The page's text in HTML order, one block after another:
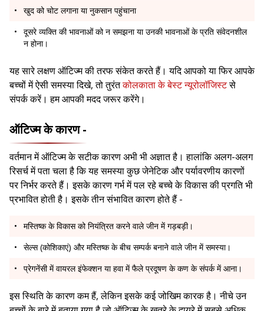
खुद को चोट लगाना या नुकसान पहुंचाना
दूसरे व्यक्ति की भावनाओं को न समझना या उनकी भावनाओं के प्रति संवेदनशील
न होना।
यह सारे लक्षण ऑटिज्म की तरफ संकेत करते हैं। यदि आपको या फिर आपके
बच्चों में ऐसी समस्या दिखे, तो तुरंतकोलकाता के बेस्ट न्यूरोलॉजिस्टसे
संपर्क करें। हम आपकी मदद जरूर करेंगे।
ऑटिज्म के कारण -
वर्तमान में ऑटिज्म के सटीक कारण अभी भी अज्ञात है। हालांकि अलग-अलग
रिसर्च में पता चला है कि यह समस्या कुछ जेनेटिक और पर्यावरणीय कारणों
पर निर्भर करते हैं। इसके कारण गर्भ में पल रहे बच्चे के विकास की प्रगति भी
प्रभावित होती है। इसके तीन संभावित कारण होते हैं -
मस्तिष्क के विकास को नियंत्रित करने वाले जीन में गड़बड़ी।
सेल्स (कोशिकाएं) और मस्तिष्क के बीच सम्पर्क बनाने वाले जीन में समस्या।
प्रेगनेंसी में वायरल इंफेक्शन या हवा में फैले प्रदूषण के कण के संपर्क में आना।
इस स्थिति के कारण कम हैं, लेकिन इसके कई जोखिम कारक है। नीचे उन